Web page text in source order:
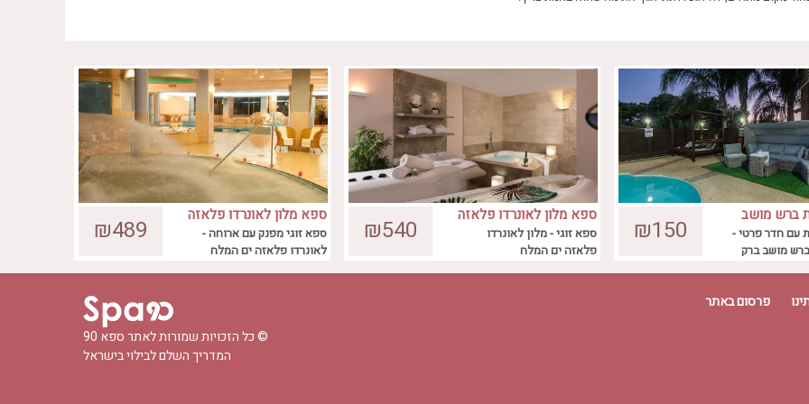
חבילת ספא מהנה לקבוצות בעלות 150 שח
₪150
ברש מושב
עם חדר פרטי -
מושב ברק
עיסוי שוודי מקצועי למשך 50 דקות, מתקני
ספא איכותיים ועוד
₪540
ספא מלון לאונרדו פלאזה
ים המלח
ספא זוגי - מלון לאונרדו
פלאזה ים המלח
עיסוי שוודי למשך 50 דקות, מתקני ספא
מפנקים, ארוחת צהריים במלון ועוד
₪489
ספא מלון לאונרדו פלאזה
ים המלח
ספא זוגי מפנק עם ארוחה -
לאונרדו פלאזה ים המלח
פרסום באתר
© כל הזכויות שמורות לאתרספא 90
המדריך השלם לבילוי בישראל